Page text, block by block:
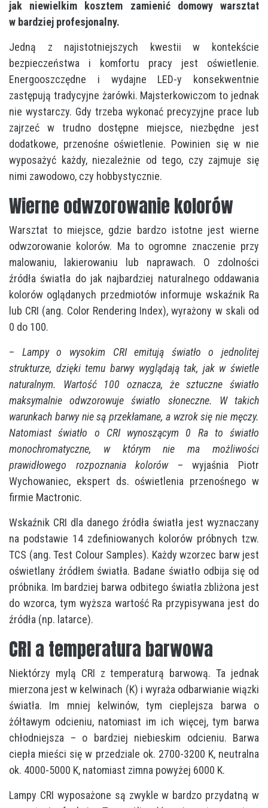
jak niewielkim kosztem zamienić domowy warsztat
w bardziej profesjonalny.
Jedną z najistotniejszych kwestii w kontekście
bezpieczeństwa i komfortu pracy jest oświetlenie.
Energooszczędne i wydajne LED-y konsekwentnie
zastępują tradycyjne żarówki. Majsterkowiczom to jednak
nie wystarczy. Gdy trzeba wykonać precyzyjne prace lub
zajrzeć w trudno dostępne miejsce, niezbędne jest
dodatkowe, przenośne oświetlenie. Powinien się w nie
wyposażyć każdy, niezależnie od tego, czy zajmuje się
nimi zawodowo, czy hobbystycznie.
Wierne odwzorowanie kolorów
Warsztat to miejsce, gdzie bardzo istotne jest wierne
odwzorowanie kolorów. Ma to ogromne znaczenie przy
malowaniu, lakierowaniu lub naprawach. O zdolności
źródła światła do jak najbardziej naturalnego oddawania
kolorów oglądanych przedmiotów informuje wskaźnik Ra
lub CRI (ang. Color Rendering Index), wyrażony w skali od
0 do 100.
– Lampy o wysokim CRI emitują światło o jednolitej
strukturze, dzięki temu barwy wyglądają tak, jak w świetle
naturalnym. Wartość 100 oznacza, że sztuczne światło
maksymalnie odwzorowuje światło słoneczne. W takich
warunkach barwy nie są przekłamane, a wzrok się nie męczy.
Natomiast światło o CRI wynoszącym 0 Ra to światło
monochromatyczne, w którym nie ma możliwości
prawidłowego rozpoznania kolorów– wyjaśnia Piotr
Wychowaniec, ekspert ds. oświetlenia przenośnego w
firmie Mactronic.
Wskaźnik CRI dla danego źródła światła jest wyznaczany
na podstawie 14 zdefiniowanych kolorów próbnych tzw.
TCS (ang. Test Colour Samples). Każdy wzorzec barw jest
oświetlany źródłem światła. Badane światło odbija się od
próbnika. Im bardziej barwa odbitego światła zbliżona jest
do wzorca, tym wyższa wartość Ra przypisywana jest do
źródła (np. latarce).
CRI a temperatura barwowa
Niektórzy mylą CRI z temperaturą barwową. Ta jednak
mierzona jest w kelwinach (K) i wyraża odbarwianie wiązki
światła. Im mniej kelwinów, tym cieplejsza barwa o
żółtawym odcieniu, natomiast im ich więcej, tym barwa
chłodniejsza – o bardziej niebieskim odcieniu. Barwa
ciepła mieści się w przedziale ok. 2700-3200 K, neutralna
ok. 4000-5000 K, natomiast zimna powyżej 6000 K.
Lampy CRI wyposażone są zwykle w bardzo przydatną w